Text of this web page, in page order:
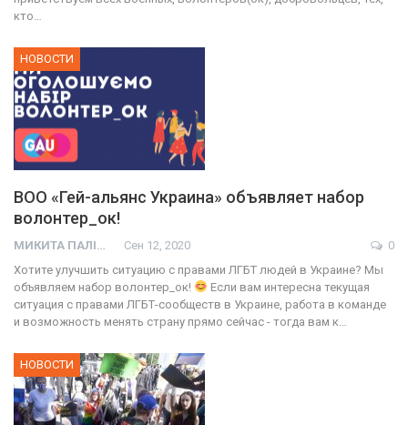
кто…
НОВОСТИ
ВОО «Гей-альянс Украина» объявляет набор
волонтер_ок!
МИКИТА ПАЛІЙ Сен 12, 2020
0
Хотите улучшить ситуацию с правами ЛГБТ людей в Украине? Мы
объявляем набор волонтер_ок!
Если вам интересна текущая
ситуация с правами ЛГБТ-сообществ в Украине, работа в команде
и возможность менять страну прямо сейчас - тогда вам к…
НОВОСТИ